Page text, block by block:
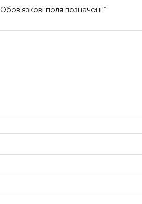
Обов’язкові поля позначені *